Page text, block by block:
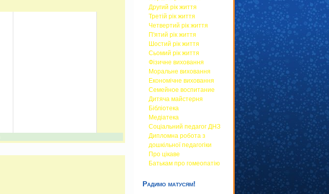
Другий рік життя
Третій рік життя
Четвертий рік життя
П'ятий рік життя
Шостий рік життя
Сьомий рік життя
Фізичне виховання
Моральне виховання
Економічне виховання
Семейное воспитание
Дитяча майстерня
Бібліотека
Медіатека
Соціальний педагог ДНЗ
Дипломна робота з
дошкільної педагогіки
Про цікаве
Батькам про гомеопатію
Радимо матусям!